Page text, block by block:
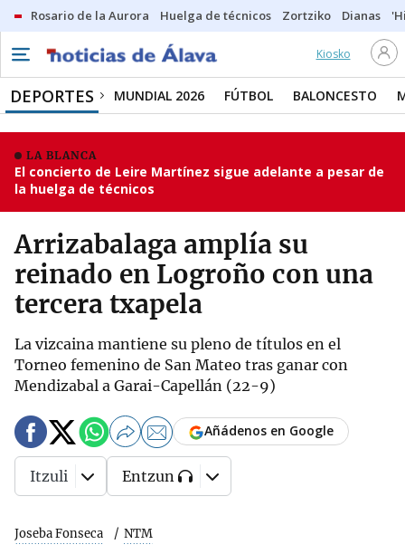
Rosario de la Aurora Huelga de técnicos Zortziko Dianas
Kiosko
DEPORTES MUNDIAL 2026 FÚTBOL BALONCESTO
LA BLANCA
El concierto de Leire Martínez sigue adelante a pesar de
la huelga de técnicos
Arrizabalaga amplía su
reinado en Logroño con una
tercera txapela
La vizcaina mantiene su pleno de títulos en el
Torneo femenino de San Mateo tras ganar con
Mendizabal a Garai-Capellán (22-9)
Joseba Fonseca NTM
Añádenos en Google
Itzuli Entzun